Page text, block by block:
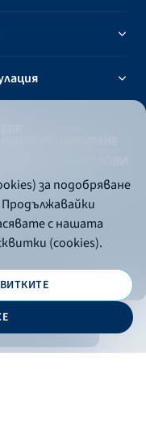
за подобряване
с нашата
(cookies).